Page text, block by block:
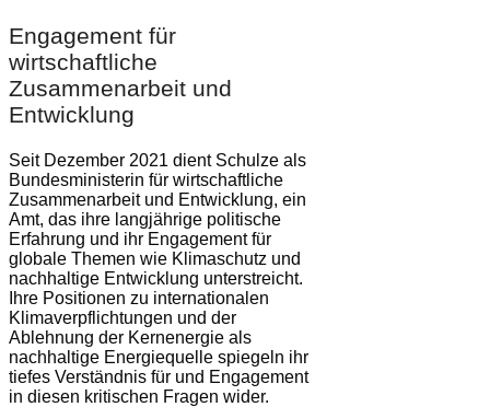
Engagement für
wirtschaftliche
Zusammenarbeit und
Entwicklung
Seit Dezember 2021 dient Schulze als
Bundesministerin für wirtschaftliche
Zusammenarbeit und Entwicklung, ein
Amt, das ihre langjährige politische
Erfahrung und ihr Engagement für
globale Themen wie Klimaschutz und
nachhaltige Entwicklung unterstreicht.
Ihre Positionen zu internationalen
Klimaverpflichtungen und der
Ablehnung der Kernenergie als
nachhaltige Energiequelle spiegeln ihr
tiefes Verständnis für und Engagement
in diesen kritischen Fragen wider.